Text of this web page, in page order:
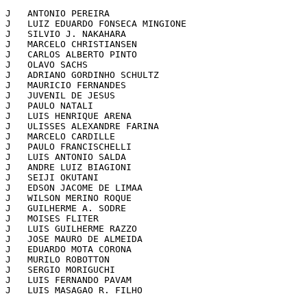
J   ANTONIO PEREIRA
J   LUIZ EDUARDO FONSECA MINGIONE
J   SILVIO J. NAKAHARA
J   MARCELO CHRISTIANSEN
J   CARLOS ALBERTO PINTO
J   OLAVO SACHS
J   ADRIANO GORDINHO SCHULTZ
J   MAURICIO FERNANDES
J   JUVENIL DE JESUS
J   PAULO NATALI
J   LUIS HENRIQUE ARENA
J   ULISSES ALEXANDRE FARINA
J   MARCELO CARDILLE
J   PAULO FRANCISCHELLI
J   LUIS ANTONIO SALDA
J   ANDRE LUIZ BIAGIONI
J   SEIJI OKUTANI
J   EDSON JACOME DE LIMAA
J   WILSON MERINO ROQUE
J   GUILHERME A. SODRE
J   MOISES FLITER
J   LUIS GUILHERME RAZZO
J   JOSE MAURO DE ALMEIDA
J   EDUARDO MOTA CORONA
J   MURILO ROBOTTON
J   SERGIO MORIGUCHI
J   LUIS FERNANDO PAVAM
J   LUIS MASAGAO R. FILHO